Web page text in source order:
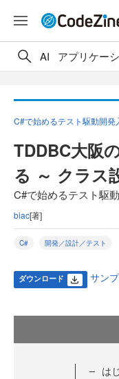
AI アプリケー
C#で始めるテスト駆動開発
TDDBC大阪
る ～ クラス
C#で始めるテスト駆
biac[著]
C# 開発／設計／テスト
ダウンロード サン
は